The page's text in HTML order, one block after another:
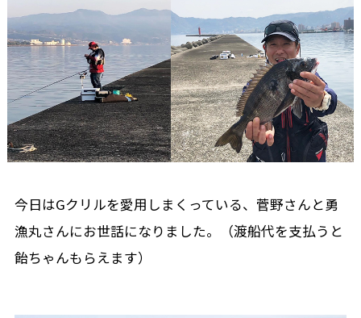
今日はGクリルを愛用しまくっている、菅野さんと勇
漁丸さんにお世話になりました。（渡船代を支払うと
飴ちゃんもらえます）